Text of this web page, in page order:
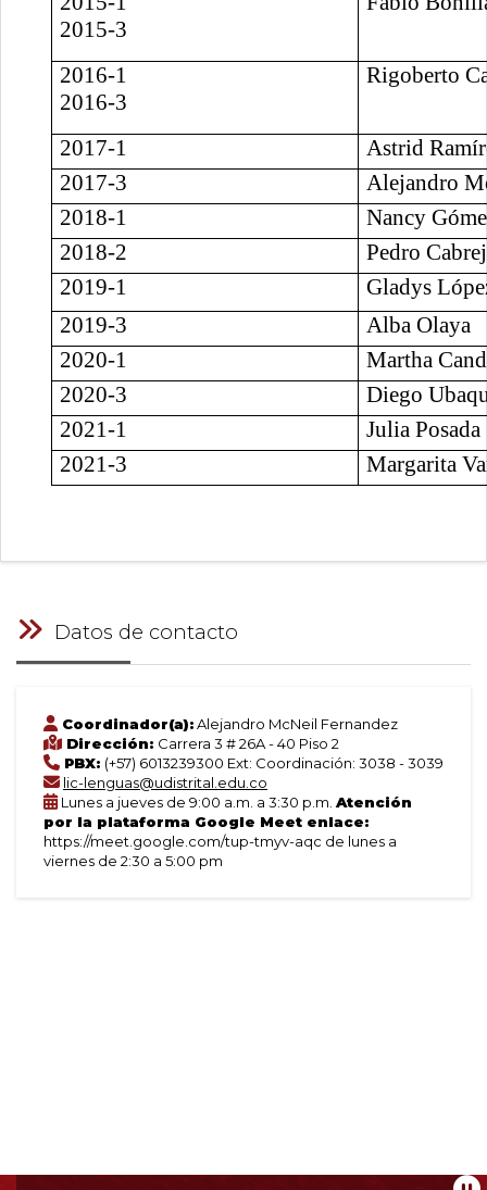
2015-3
2016-1
2016-3
Rigoberto
2017-1
Astrid
2017-3
Alejandro
2018-1
Nancy
2018-2
Pedro
2019-1
Gladys
2019-3
Alba Olaya
2020-1
Martha
2020-3
Diego
2021-1
Julia Posada
2021-3
Margarita
Datos de contacto
Coordinador(a):Alejandro McNeil Fernandez
Dirección: Carrera 3 # 26A - 40 Piso 2
PBX: (+57) 6013239300 Ext: Coordinación: 3038 - 3039
lic-lenguas@udistrital.edu.co
Lunes a jueves de 9:00 a.m. a 3:30 p.m. Atención
por la plataforma Google Meet enlace:
https://meet.google.com/tup-tmyv-aqc de lunes a
viernes de 2:30 a 5:00 pm